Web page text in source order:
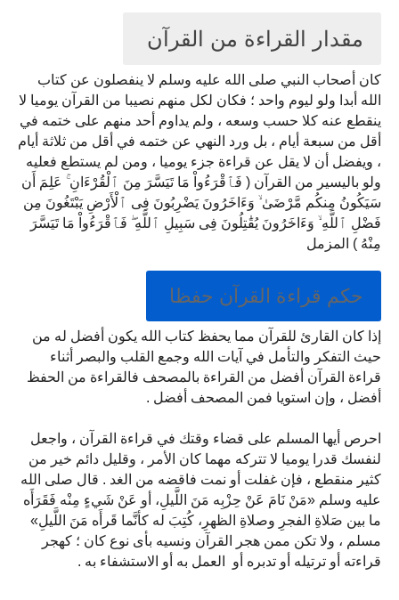
مقدار القراءة من القرآن
مِنْهُ ) المزمل
حكم قراءة القرآن حفظا
أفضل ، وإن استويا فمن المصحف أفضل .
قراءته أو ترتيله أو تدبره أو  العمل به أو الاستشفاء به .